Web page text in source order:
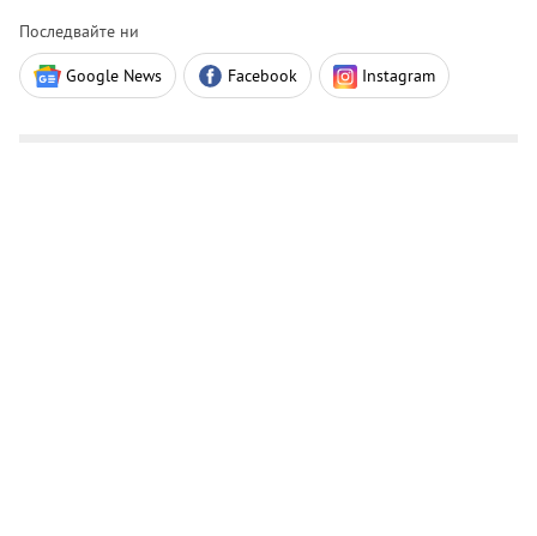
Последвайте ни
Google News Facebook Instagram